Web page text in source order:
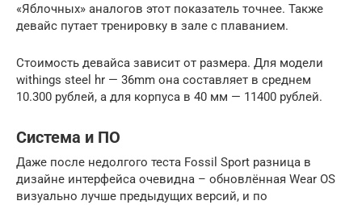
«Яблочных» аналогов этот показатель точнее. Также
девайс путает тренировку в зале с плаванием.
Стоимость девайса зависит от размера. Для модели
withings steel hr — 36mm она составляет в среднем
10.300 рублей, а для корпуса в 40 мм — 11400 рублей.
Система и ПО
Даже после недолгого теста Fossil Sport разница в
дизайне интерфейса очевидна – обновлённая Wear OS
визуально лучше предыдущих версий, и по